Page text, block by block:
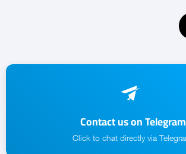
Contact us on Telegram